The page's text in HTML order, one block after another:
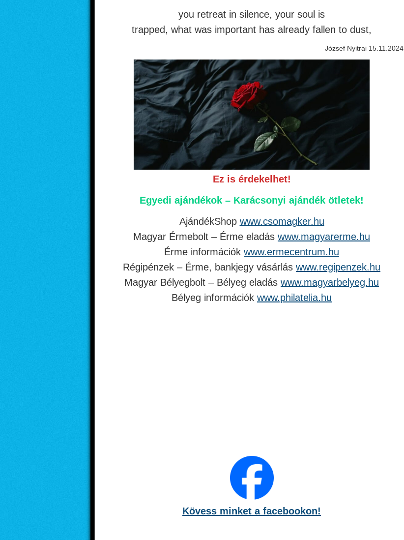
you retreat in silence, your soul is
trapped, what was important has already fallen to dust,
József Nyitrai 15.11.2024
Ez is érdekelhet!
Egyedi ajándékok – Karácsonyi ajándék ötletek!
AjándékShop www.csomagker.hu
Magyar Érmebolt – Érme eladás www.magyarerme.hu
Érme információk www.ermecentrum.hu
Régipénzek – Érme, bankjegy vásárlás www.regipenzek.hu
Magyar Bélyegbolt – Bélyeg eladás www.magyarbelyeg.hu
Bélyeg információk www.philatelia.hu
Kövess minket a facebookon!